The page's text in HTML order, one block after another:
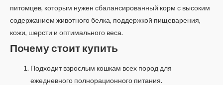
питомцев, которым нужен сбалансированный корм с высоким
содержанием животного белка, поддержкой пищеварения,
кожи, шерсти и оптимального веса.
Почему стоит купить
Подходит взрослым кошкам всех пород для
ежедневного полнорационного питания.